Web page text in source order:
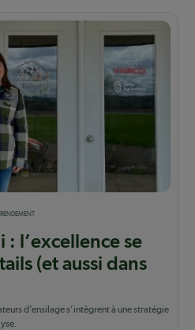
: l’excellence se
(et aussi dans
d’ensilage s’intègrent à une stratégie